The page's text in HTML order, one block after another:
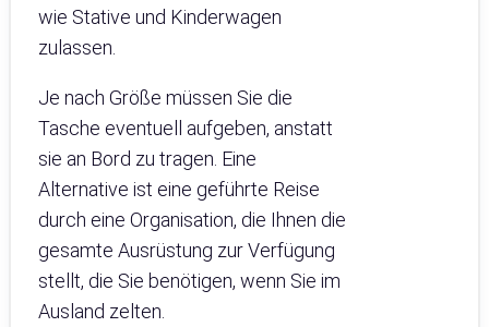
wie Stative und Kinderwagen
zulassen.
Je nach Größe müssen Sie die
Tasche eventuell aufgeben, anstatt
sie an Bord zu tragen. Eine
Alternative ist eine geführte Reise
durch eine Organisation, die Ihnen die
gesamte Ausrüstung zur Verfügung
stellt, die Sie benötigen, wenn Sie im
Ausland zelten.